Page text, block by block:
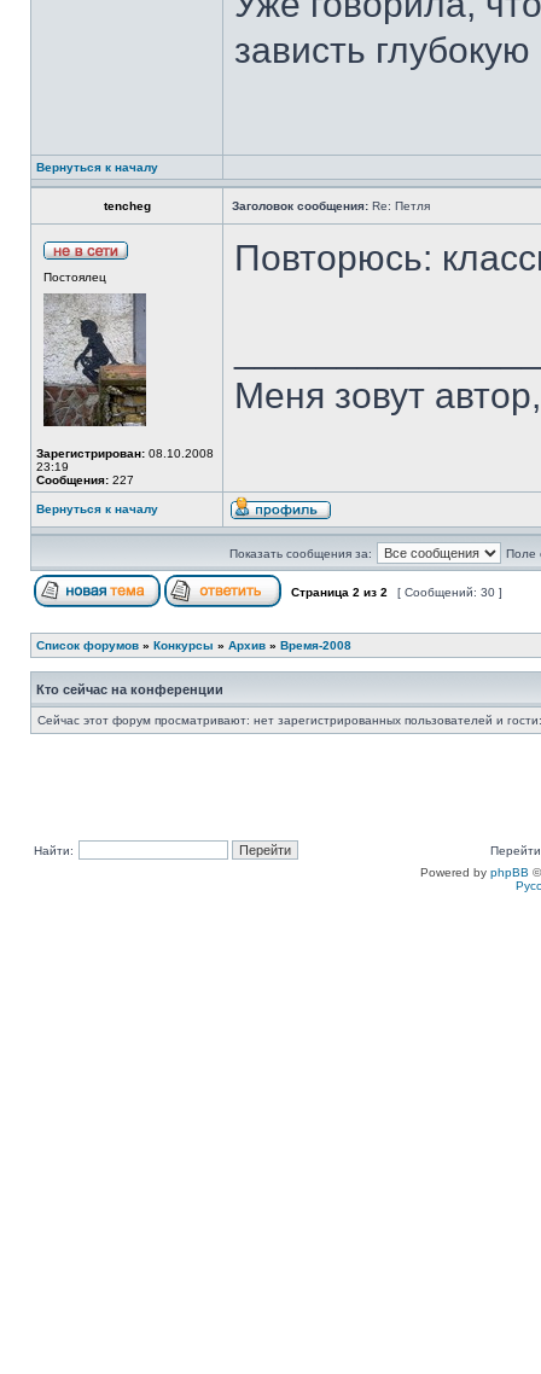
зависть
Вернуться к началу
tencheg Заголовок сообщения: Re: Петля
Постоялец
Зарегистрирован: 08.10.2008
23:19
Сообщения: 227
Повторюсь:
Меня зовут
Вернуться к началу
Показать сообщения за: Поле
Страница 2 из 2 [ Сообщений: 30 ]
Список форумов » Конкурсы » Архив » Время-2008
Кто сейчас на конференции
Сейчас этот форум просматривают: нет зарегистрированных пользователей и
Найти:
Powered by phpBB